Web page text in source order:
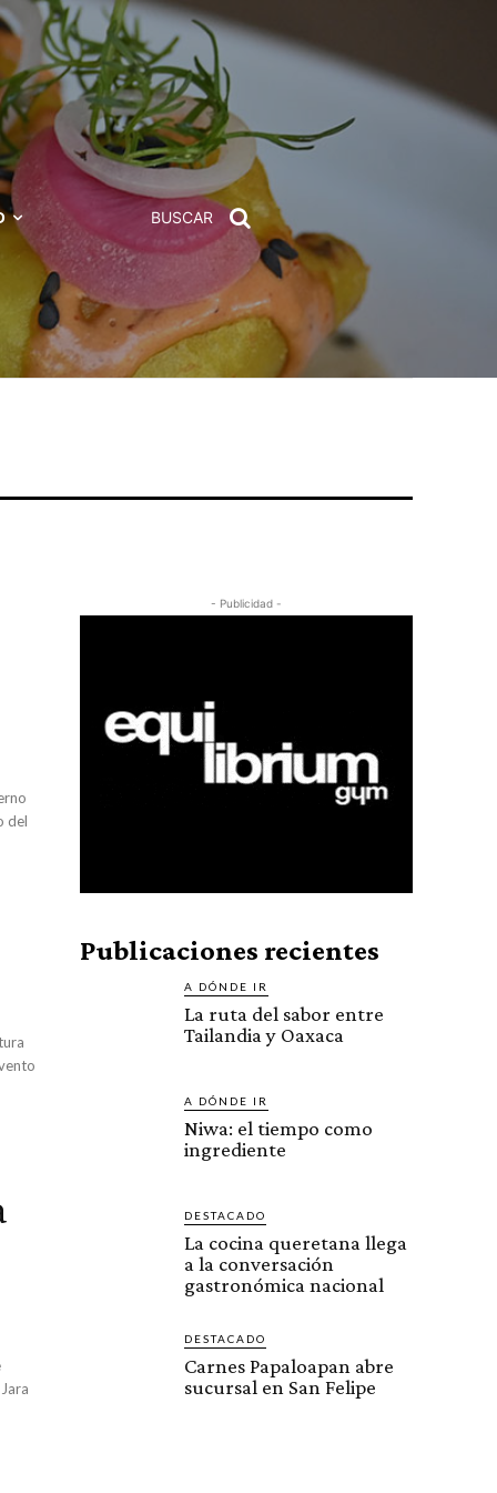
BUSCAR
del
- Publicidad -
Publicaciones recientes
A DÓNDE IR
La ruta del sabor entre
Tailandia y Oaxaca
A DÓNDE IR
Niwa: el tiempo como
ingrediente
DESTACADO
La cocina queretana llega
a la conversación
gastronómica nacional
DESTACADO
Carnes Papaloapan abre
sucursal en San Felipe